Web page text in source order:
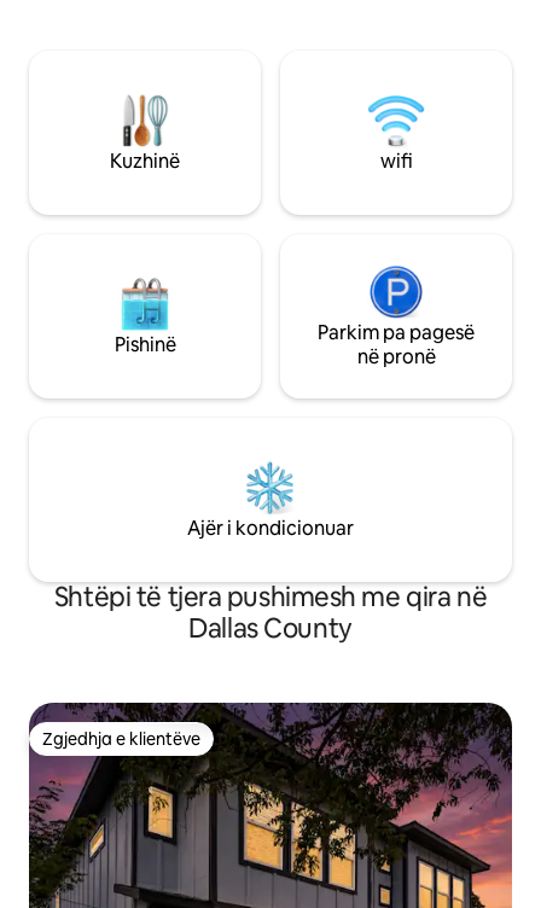
dhe derë për në dhomën tiki 🛋️Dhoma e
dytë me krevat dopio "queen", TV 40"
dhe tavolinë pune 🍽️Kuzhinë - sobë
Wolf, mikrovalë, tavolinë përgatitjeje,
tua të preferuara
në fushën e golfit
në qendër të
aeroportin DFW,
Kuzhinë wifi
Pishinë
Parkim pa pagesë
në pronë
Ajër i kondicionuar
Shtëpi të tjera pushimesh me qira në
Dallas County
Zgjedhja e klientëve
Zgjedhja e klientëve